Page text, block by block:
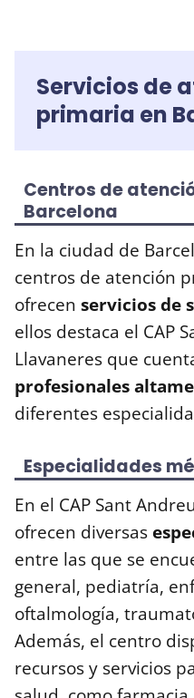
Servicios de
primaria en
Centros de
Barcelona
En la ciudad de
centros de atención
ofrecen servicios de
ellos destaca el CAP
Llavaneres que
profesionales
diferentes
Especialidades
En el CAP Sant
ofrecen diversas
entre las que se
general, pediatría,
oftalmología,
Además, el centro
recursos y servicios